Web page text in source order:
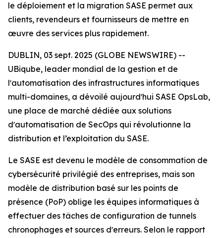
le déploiement et la migration SASE permet aux
clients, revendeurs et fournisseurs de mettre en
œuvre des services plus rapidement.
DUBLIN, 03 sept. 2025 (GLOBE NEWSWIRE) --
UBiqube, leader mondial de la gestion et de
lʼautomatisation des infrastructures informatiques
multi-domaines, a dévoilé aujourdʼhui SASE OpsLab,
une place de marché dédiée aux solutions
dʼautomatisation de SecOps qui révolutionne la
distribution et l’exploitation du SASE.
Le SASE est devenu le modèle de consommation de
cybersécurité privilégié des entreprises, mais son
modèle de distribution basé sur les points de
présence (PoP) oblige les équipes informatiques à
effectuer des tâches de configuration de tunnels
chronophages et sources dʼerreurs. Selon le rapport